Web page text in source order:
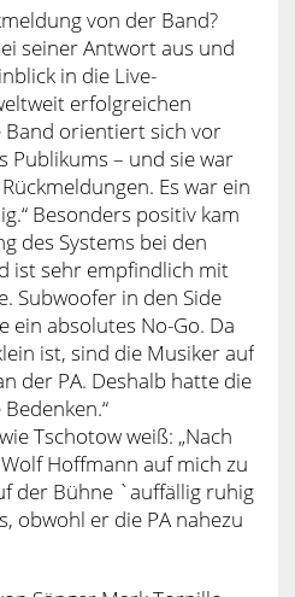
von der Band?
seiner Antwort aus und
in die Live-
erfolgreichen
Band orientiert sich vor
Publikums – und sie war
Es war ein
Besonders positiv kam
des Systems bei den
ist sehr empfindlich mit
Subwoofer in den Side
ein absolutes No-Go. Da
ist, sind die Musiker auf
der PA. Deshalb hatte die
Tschotow weiß: „Nach
Hoffmann auf mich zu
der Bühne `auffällig ruhig
obwohl er die PA nahezu